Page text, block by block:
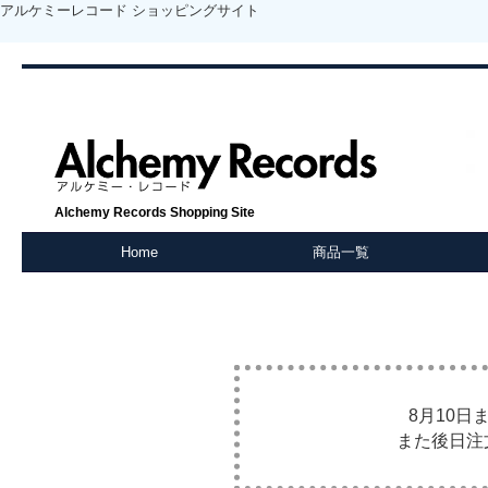
アルケミーレコード ショッピングサイト
Alchemy Records Shopping Site
Home 商品一覧
8月10日
また後日